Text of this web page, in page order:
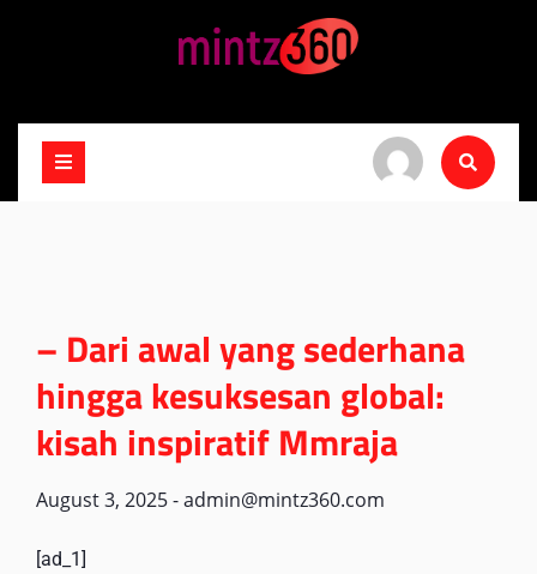
– Dari awal yang sederhana
hingga kesuksesan global:
kisah inspiratif Mmraja
August 3, 2025-admin@mintz360.com
[ad_1]